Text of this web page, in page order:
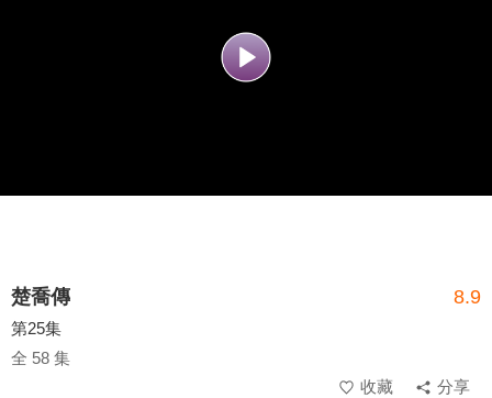
楚喬傳 8.9
第25集
全 58 集
收藏
分享